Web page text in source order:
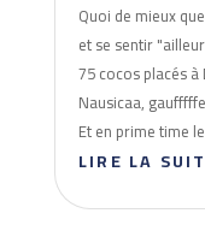
Quoi de mieux
et se sentir
75 cocos placés
Nausicaa,
Et en prime time
LIRE LA